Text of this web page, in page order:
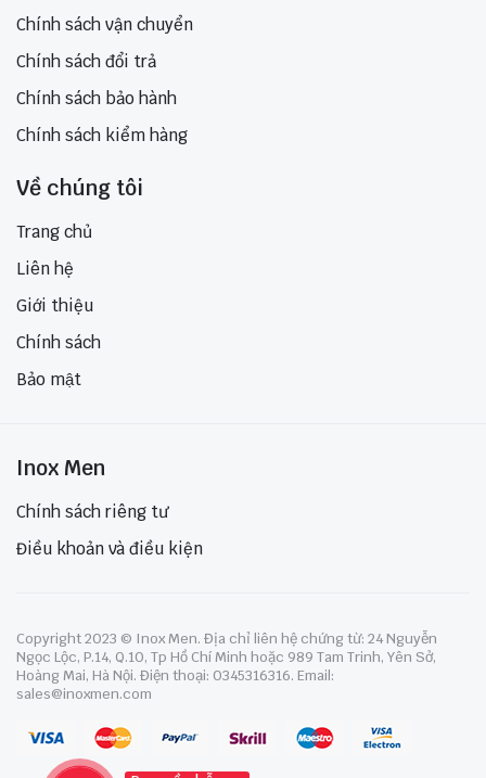
Chính sách vận chuyển
Chính sách đổi trả
Chính sách bảo hành
Chính sách kiểm hàng
Về chúng tôi
Trang chủ
Liên hệ
Giới thiệu
Chính sách
Bảo mật
Inox Men
Chính sách riêng tư
Điều khoản và điều kiện
Copyright 2023 © Inox Men. Địa chỉ liên hệ chứng từ: 24 Nguyễn
Ngọc Lộc, P.14, Q.10, Tp Hồ Chí Minh hoặc 989 Tam Trinh, Yên Sở,
Hoàng Mai, Hà Nội. Điện thoại: 0345316316. Email:
sales@inoxmen.com